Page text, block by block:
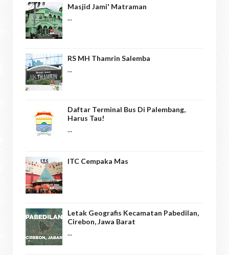
Masjid Jami' Matraman
...
RS MH Thamrin Salemba
...
Daftar Terminal Bus Di Palembang,
Harus Tau!
...
ITC Cempaka Mas
Letak Geografis Kecamatan Pabedilan,
Cirebon, Jawa Barat
...